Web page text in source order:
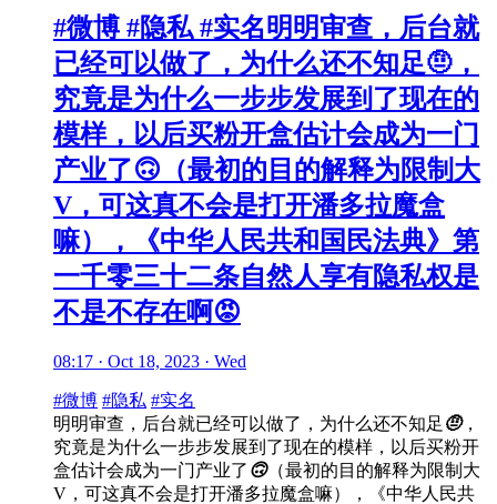
⁣#微博 #隐私 #实名明明审查，后台就
已经可以做了，为什么还不知足🤨，
究竟是为什么一步步发展到了现在的
模样，以后买粉开盒估计会成为一门
产业了🙃（最初的目的解释为限制大
V，可这真不会是打开潘多拉魔盒
嘛），《中华人民共和国民法典》第
一千零三十二条自然人享有隐私权是
不是不存在啊😡
08:17 · Oct 18, 2023 · Wed
#微博 #隐私 #实名
明明审查，后台就已经可以做了，为什么还不知足 🤨，
究竟是为什么一步步发展到了现在的模样，以后买粉开
盒估计会成为一门产业了 🙃（最初的目的解释为限制大
V，可这真不会是打开潘多拉魔盒嘛），《中华人民共